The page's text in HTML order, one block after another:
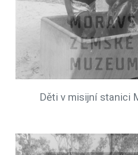
Děti v misijní stanici